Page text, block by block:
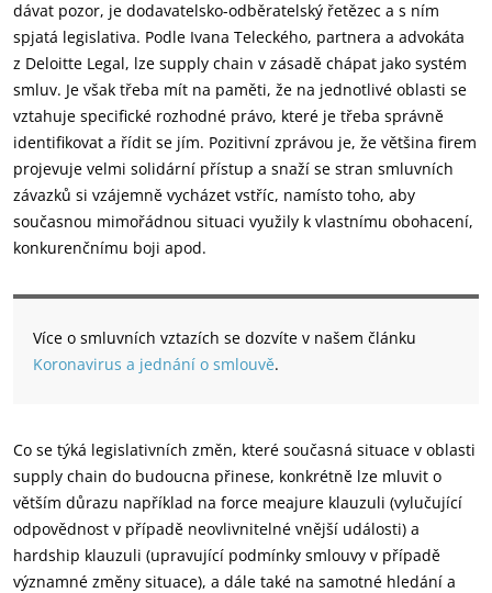
dávat pozor, je dodavatelsko-odběratelský řetězec a s ním
spjatá legislativa. Podle Ivana Teleckého, partnera a advokáta
z Deloitte Legal, lze supply chain v zásadě chápat jako systém
smluv. Je však třeba mít na paměti, že na jednotlivé oblasti se
vztahuje specifické rozhodné právo, které je třeba správně
identifikovat a řídit se jím. Pozitivní zprávou je, že většina firem
projevuje velmi solidární přístup a snaží se stran smluvních
závazků si vzájemně vycházet vstříc, namísto toho, aby
současnou mimořádnou situaci využily k vlastnímu obohacení,
konkurenčnímu boji apod.
Více o smluvních vztazích se dozvíte v našem článku
Koronavirus a jednání o smlouvě.
Co se týká legislativních změn, které současná situace v oblasti
supply chain do budoucna přinese, konkrétně lze mluvit o
větším důrazu například na force meajure klauzuli (vylučující
odpovědnost v případě neovlivnitelné vnější události) a
hardship klauzuli (upravující podmínky smlouvy v případě
významné změny situace), a dále také na samotné hledání a